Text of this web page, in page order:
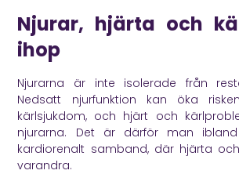
Njurar, hjärta och
ihop
Njurarna är inte isolerade från
Nedsatt njurfunktion kan öka
kärlsjukdom, och hjärt och
njurarna. Det är därför man
kardiorenalt samband, där hjärta
varandra.